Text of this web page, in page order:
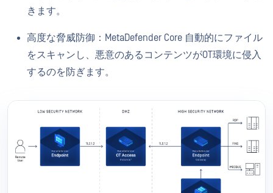
きます。
高度な脅威防御：MetaDefender Core 自動的にファイル
をスキャンし、悪意のあるコンテンツがOT環境に侵入
するのを防ぎます。